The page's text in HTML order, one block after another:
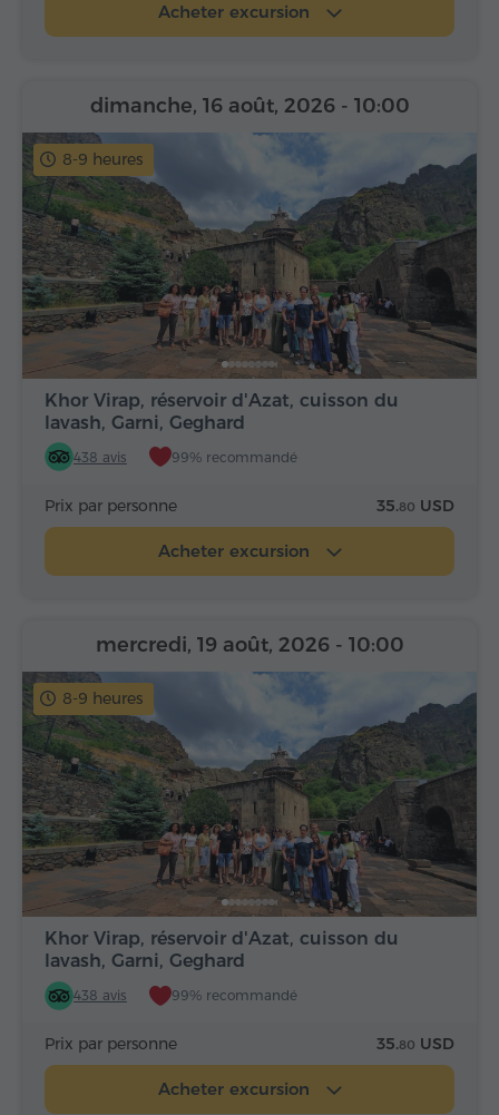
Acheter excursion
8-9 heures
Khor Virap, réservoir d'Azat, cuisson du
lavash, Garni, Geghard
438 avis 99% recommandé
dimanche, 16 août, 2026 - 10:00
Prix par personne 35.80 USD
Acheter excursion
8-9 heures
Khor Virap, réservoir d'Azat, cuisson du
lavash, Garni, Geghard
438 avis 99% recommandé
mercredi, 19 août, 2026 - 10:00
Prix par personne 35.80 USD
Acheter excursion